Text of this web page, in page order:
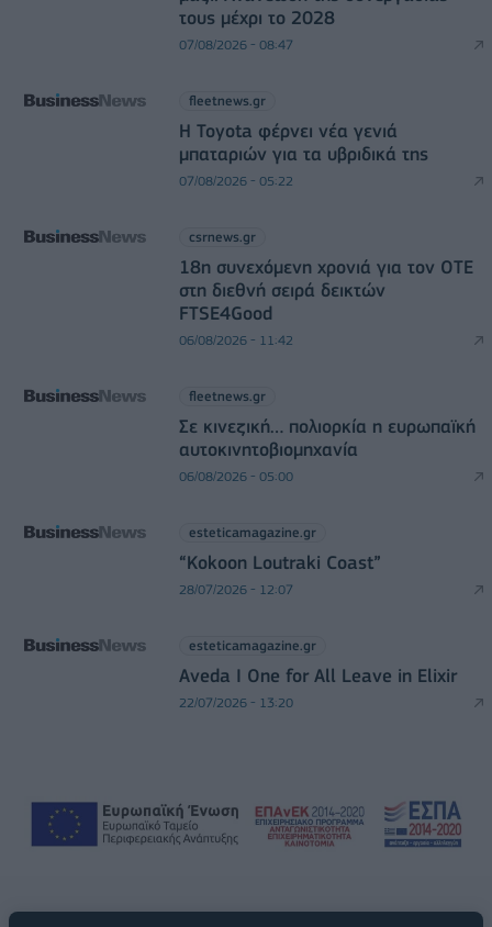
τους μέχρι το 2028
07/08/2026 - 08:47
fleetnews.gr
Η Toyota φέρνει νέα γενιά
μπαταριών για τα υβριδικά της
07/08/2026 - 05:22
csrnews.gr
18η συνεχόμενη χρονιά για τον ΟΤΕ
στη διεθνή σειρά δεικτών
FTSE4Good
06/08/2026 - 11:42
fleetnews.gr
Σε κινεζική… πολιορκία η ευρωπαϊκή
αυτοκινητοβιομηχανία
06/08/2026 - 05:00
esteticamagazine.gr
“Kokoon Loutraki Coast”
28/07/2026 - 12:07
esteticamagazine.gr
Aveda I One for All Leave in Elixir
22/07/2026 - 13:20